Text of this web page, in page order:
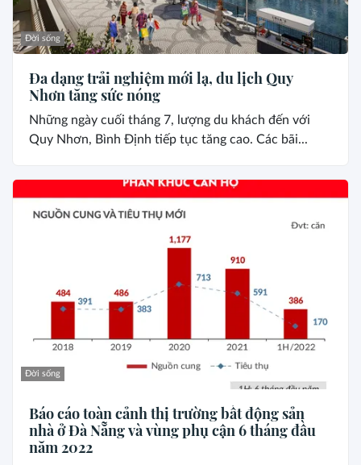
Đời sống
Đa dạng trải nghiệm mới lạ, du lịch Quy
Nhơn tăng sức nóng
Những ngày cuối tháng 7, lượng du khách đến với
Quy Nhơn, Bình Định tiếp tục tăng cao. Các bãi...
Đời sống
Báo cáo toàn cảnh thị trường bất động sản
nhà ở Đà Nẵng và vùng phụ cận 6 tháng đầu
năm 2022